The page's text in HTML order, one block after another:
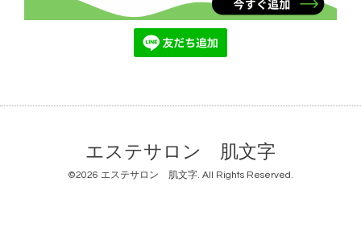
エステサロン 肌文字
©2026 エステサロン 肌文字. All Rights Reserved.